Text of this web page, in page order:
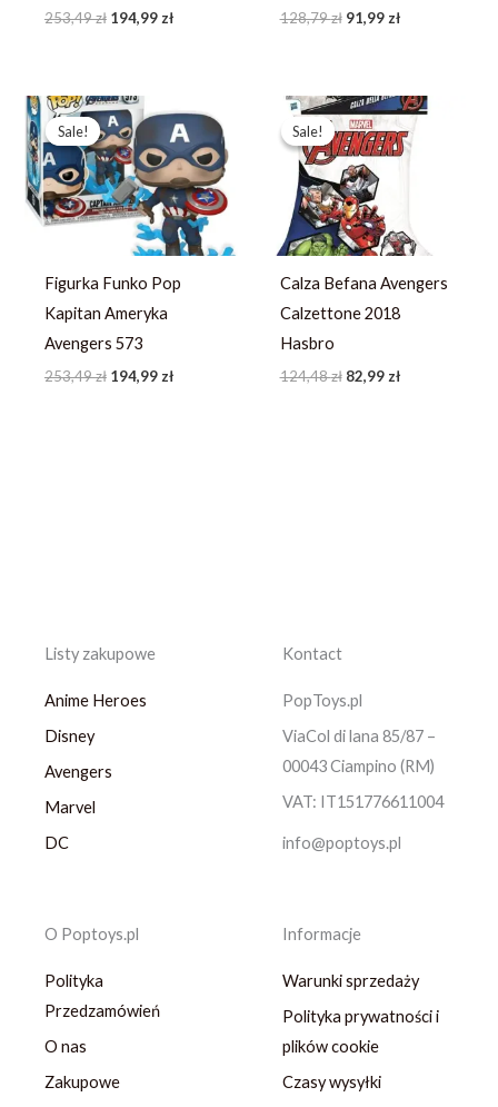
253,49zł 194,99zł 128,79zł 91,99zł
Sale!
Sale!
Figurka Funko Pop
Kapitan Ameryka
Avengers 573
253,49zł
Pierwotna
cena
wynosiła:
253,49 zł.
194,99 zł
cena
wynosi:
194,99 zł.
Sale!
Sale!
Calza Befana Avengers
Calzettone 2018
Hasbro
124,48zł
Pierwotna
cena
wynosiła:
124,48 zł.
82,99 zł
Aktualna
cena
wynosi:
82,99 zł.
Listy zakupowe
Anime Heroes
Disney
Avengers
Marvel
DC
Kontact
PopToys.pl
ViaCol di lana 85/87 –
00043 Ciampino (RM)
VAT: IT151776611004
info@poptoys.pl
O Poptoys.pl
Polityka
Przedzamówień
O nas
Zakupowe
Informacje
Warunki sprzedaży
Polityka prywatności i
plików cookie
Czasy wysyłki